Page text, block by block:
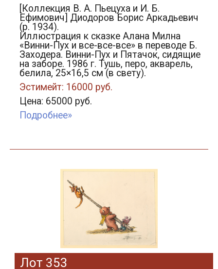
[Коллекция В. А. Пьецуха и И. Б.
Ефимович] Диодоров Борис Аркадьевич
(р. 1934).
Иллюстрация к сказке Алана Милна
«Винни-Пух и все-все-все» в переводе Б.
Заходера. Винни-Пух и Пятачок, сидящие
на заборе. 1986 г. Тушь, перо, акварель,
белила, 25×16,5 см (в свету).
Эстимейт: 16000 руб.
Цена: 65000 руб.
Подробнее»
Лот 353